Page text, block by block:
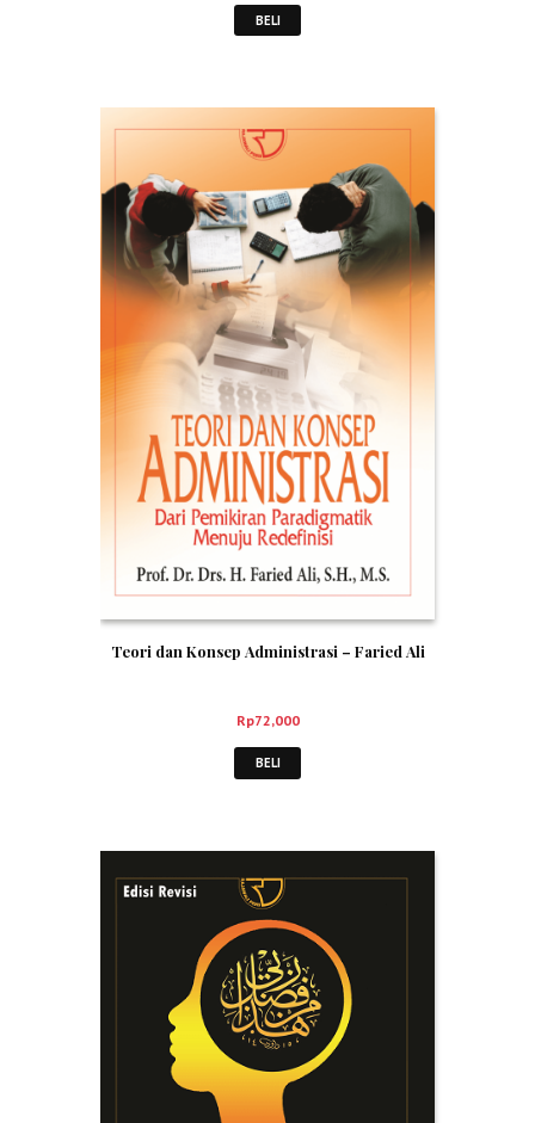
BELI
Teori dan Konsep Administrasi – Faried Ali
Rp72,000
BELI